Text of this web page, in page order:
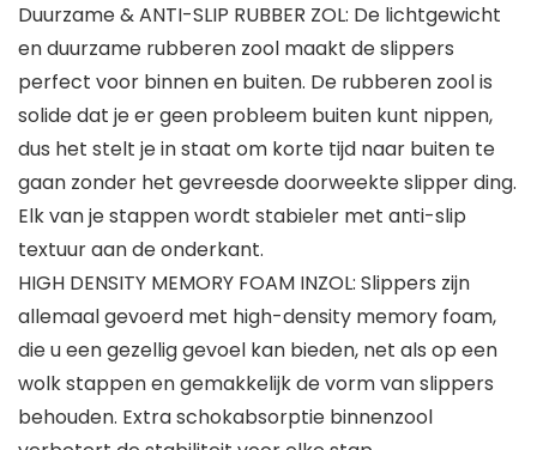
Duurzame & ANTI-SLIP RUBBER ZOL: De lichtgewicht
en duurzame rubberen zool maakt de slippers
perfect voor binnen en buiten. De rubberen zool is
solide dat je er geen probleem buiten kunt nippen,
dus het stelt je in staat om korte tijd naar buiten te
gaan zonder het gevreesde doorweekte slipper ding.
Elk van je stappen wordt stabieler met anti-slip
textuur aan de onderkant.
HIGH DENSITY MEMORY FOAM INZOL: Slippers zijn
allemaal gevoerd met high-density memory foam,
die u een gezellig gevoel kan bieden, net als op een
wolk stappen en gemakkelijk de vorm van slippers
behouden. Extra schokabsorptie binnenzool